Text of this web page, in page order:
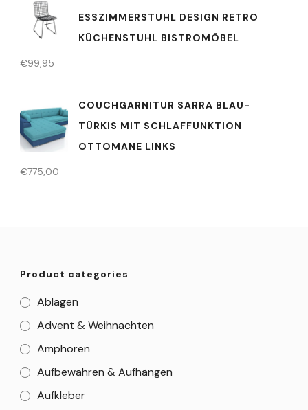
ESSZIMMERSTUHL DESIGN RETRO
KÜCHENSTUHL BISTROMÖBEL
€99,95
COUCHGARNITUR SARRA BLAU-
TÜRKIS MIT SCHLAFFUNKTION
OTTOMANE LINKS
€775,00
Product categories
Ablagen
Advent & Weihnachten
Amphoren
Aufbewahren & Aufhängen
Aufkleber